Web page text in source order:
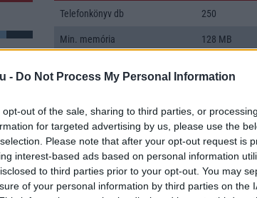
- Do Not Process My Personal Information
opt-out of the sale, sharing to third parties, or
for targeted advertising by us, please use the
Please note that after your opt-out request is
interest-based ads based on personal information
to third parties prior to your opt-out. You may
of your personal information by third parties on the
Telefonkönyv db 250
Min. memória 128 MB
ADATCSERE
GPRS Van
EDGE Nincs